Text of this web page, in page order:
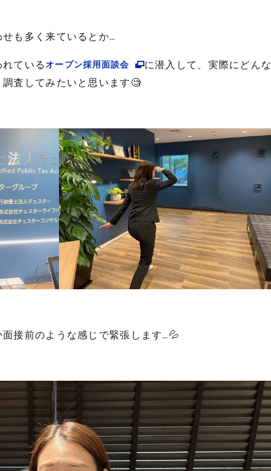
も多く来ているとか…
れているオープン採用面談会
に潜入して、実際にどんな
査してみたいと思います🧐
接前のような感じで緊張します…💦